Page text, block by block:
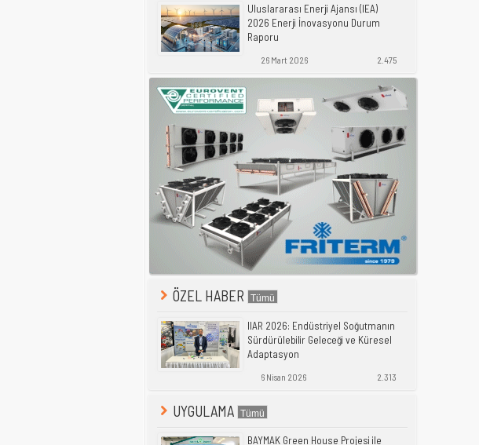
Uluslararası Enerji Ajansı (IEA)
2026 Enerji İnovasyonu Durum
Raporu
26 Mart 2026 2.475
ÖZEL HABER
IIAR 2026: Endüstriyel Soğutmanın
Sürdürülebilir Geleceği ve Küresel
Adaptasyon
6 Nisan 2026 2.313
UYGULAMA
BAYMAK Green House Projesi ile